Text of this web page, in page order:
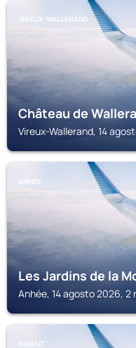
VIREUX-WALLERAND
Château de
Vireux-Wallerand, 14
ANHÉE
Les Jardins de la
Anhée, 14 agosto 2026, 2
DINANT